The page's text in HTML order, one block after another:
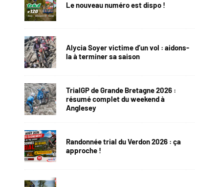
Le nouveau numéro est dispo !
Alycia Soyer victime d’un vol : aidons-
la à terminer sa saison
TrialGP de Grande Bretagne 2026 :
résumé complet du weekend à
Anglesey
Randonnée trial du Verdon 2026 : ça
approche !